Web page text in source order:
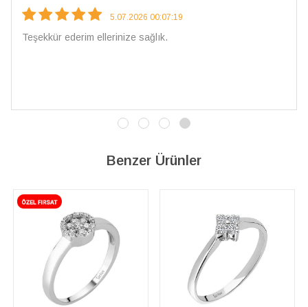
4.08.2026 16:27:03
Çarpıcı ve olağanüstü bir işçilikle hazırlanmış bir
Benzer Ürünler